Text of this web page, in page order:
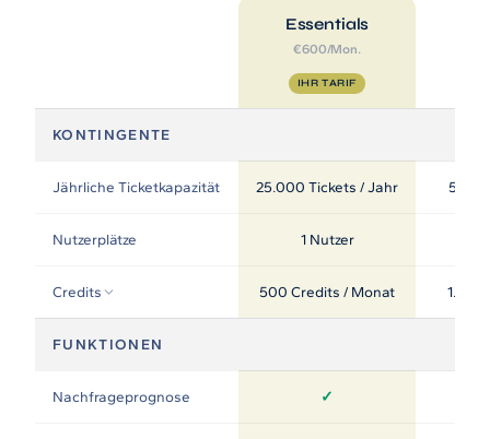
Erfolgsgeschichten
Insights
Essentials
€600/Mon.
IHR TARIF
KONTINGENTE
Jährliche Ticketkapazität 25.000 Tickets / Jahr
Nutzerplätze 1 Nutzer
Credits 500 Credits / Monat 1.000
FUNKTIONEN
Nachfrageprognose ✓